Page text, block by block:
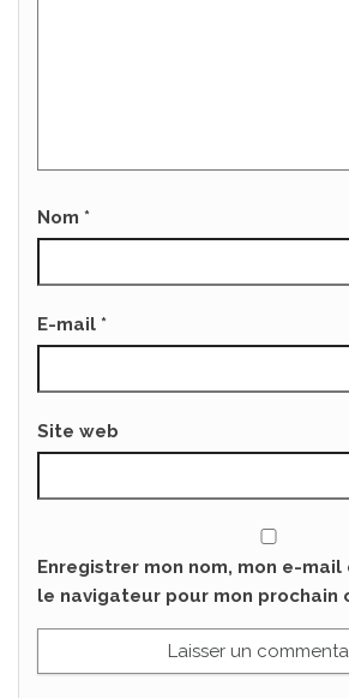
Nom *
E-mail *
Site web
Enregistrer mon nom, mon e-
le navigateur pour mon prochain